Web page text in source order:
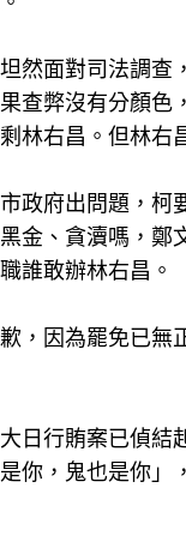
然面對司法調
查弊沒有分顏
林右昌。但林右
政府出問題，
金、貪瀆嗎，
誰敢辦林右昌。
，因為罷免已
日行賄案已偵
你，鬼也是你」